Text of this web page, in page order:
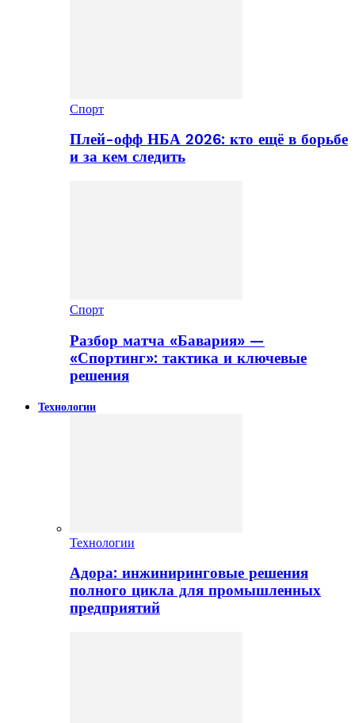
Спорт
Плей-офф НБА 2026: кто ещё в борьбе
и за кем следить
Спорт
Разбор матча «Бавария» —
«Спортинг»: тактика и ключевые
решения
Технологии
Технологии
Адора: инжиниринговые решения
полного цикла для промышленных
предприятий